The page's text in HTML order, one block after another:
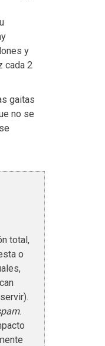
y
cada 2
gaitas
no se
total,
o
.